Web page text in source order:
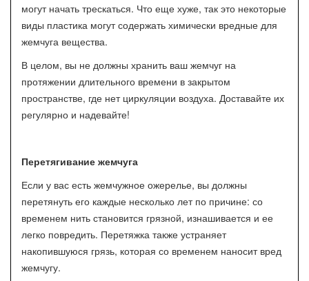
могут начать трескаться. Что еще хуже, так это некоторые
виды пластика могут содержать химически вредные для
жемчуга вещества.
В целом, вы не должны хранить ваш жемчуг на
протяжении длительного времени в закрытом
пространстве, где нет циркуляции воздуха. Доставайте их
регулярно и надевайте!
Перетягивание жемчуга
Если у вас есть жемчужное ожерелье, вы должны
перетянуть его каждые несколько лет по причине: со
временем нить становится грязной, изнашивается и ее
легко повредить. Перетяжка также устраняет
накопившуюся грязь, которая со временем наносит вред
жемчугу.